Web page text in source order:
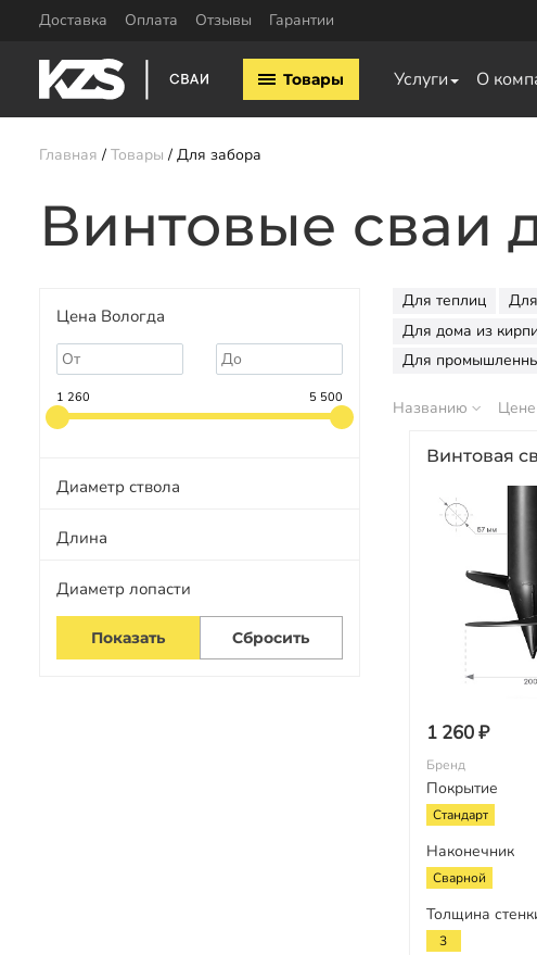
Доставка Оплата Отзывы Гарантии
Товары Услуги О
Винтовые сваи 57мм
Винтовые сваи 108мм
Оголовки для винтовых свай
Главная Товары Для забора
Винтовые сваи
Цена Вологда
1 260 5 500
Диаметр ствола
Длина
Диаметр лопасти
Для теплиц
Для дома из
Для
Названию Цене
Винтовая
1 260 ₽
Бренд
Покрытие
Стандарт
Наконечник
Сварной
Толщина
3